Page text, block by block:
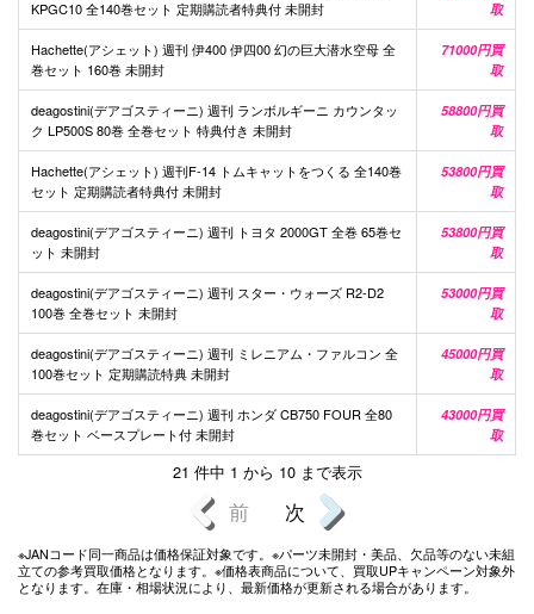
KPGC10 全140巻セット 定期購読者特典付 未開封
取
Hachette(アシェット) 週刊 伊400 伊四00 幻の巨大潜水空母 全
巻セット 160巻 未開封
71000円買
取
deagostini(デアゴスティーニ) 週刊 ランボルギーニ カウンタッ
ク LP500S 80巻 全巻セット 特典付き 未開封
58800円買
取
Hachette(アシェット) 週刊F-14 トムキャットをつくる 全140巻
セット 定期購読者特典付 未開封
53800円買
取
deagostini(デアゴスティーニ) 週刊 トヨタ 2000GT 全巻 65巻セ
ット 未開封
53800円買
取
deagostini(デアゴスティーニ) 週刊 スター・ウォーズ R2-D2
100巻 全巻セット 未開封
53000円買
取
deagostini(デアゴスティーニ) 週刊 ミレニアム・ファルコン 全
100巻セット 定期購読特典 未開封
45000円買
取
deagostini(デアゴスティーニ) 週刊 ホンダ CB750 FOUR 全80
巻セット ベースプレート付 未開封
43000円買
取
21 件中 1 から 10 まで表示
前 次
※JANコード同一商品は価格保証対象です。※パーツ未開封・美品、欠品等のない未組
立ての参考買取価格となります。※価格表商品について、買取UPキャンペーン対象外
となります。在庫・相場状況により、最新価格が更新される場合があります。